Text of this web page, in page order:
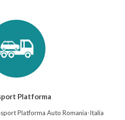
Platforma
Platforma Auto Romania-Italia